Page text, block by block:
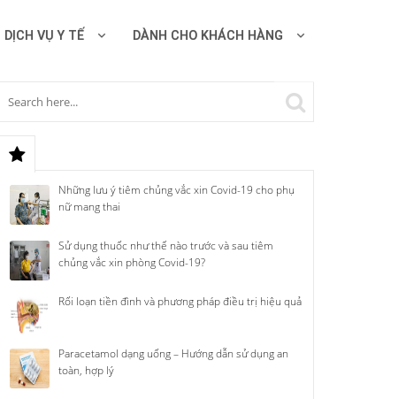
DỊCH VỤ Y TẾ DÀNH CHO KHÁCH HÀNG
Những lưu ý tiêm chủng vắc xin Covid-19 cho phụ
nữ mang thai
Sử dụng thuốc như thế nào trước và sau tiêm
chủng vắc xin phòng Covid-19?
Rối loạn tiền đình và phương pháp điều trị hiệu quả
Paracetamol dạng uống – Hướng dẫn sử dụng an
toàn, hợp lý